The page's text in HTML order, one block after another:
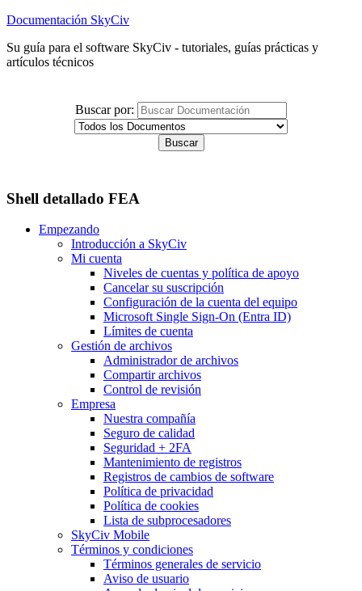
Documentación SkyCiv
Su guía para el software SkyCiv - tutoriales, guías prácticas y
artículos técnicos
Buscar por:
Shell detallado FEA
Empezando
Introducción a SkyCiv
Mi cuenta
Niveles de cuentas y política de apoyo
Cancelar su suscripción
Configuración de la cuenta del equipo
Microsoft Single Sign-On (Entra ID)
Límites de cuenta
Gestión de archivos
Administrador de archivos
Compartir archivos
Control de revisión
Empresa
Nuestra compañía
Seguro de calidad
Seguridad + 2FA
Mantenimiento de registros
Registros de cambios de software
Política de privacidad
Política de cookies
Lista de subprocesadores
SkyCiv Mobile
Términos y condiciones
Términos generales de servicio
Aviso de usuario